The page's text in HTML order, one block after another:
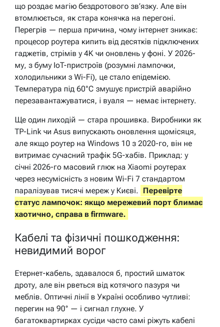
що роздає магію бездротового зв’язку. Але він
втомлюється, як стара конячка на перегоні.
Перегрів — перша причина, чому інтернет зникає:
процесор роутера кипить від десятків підключених
гаджетів, стрімів у 4K чи оновлень у фоні. У 2026-
му, з буму IoT-пристроїв (розумні лампочки,
холодильники з Wi-Fi), це стало епідемією.
Температура під 60°C змушує пристрій аварійно
перезавантажуватися, і вуаля — немає інтернету.
Ще один лиходій — стара прошивка. Виробники як
TP-Link чи Asus випускають оновлення щомісяця,
але якщо роутер на Windows 10 з 2020-го, він не
витримає сучасний трафік 5G-хабів. Приклад: у
січні 2026-го масовий глюк на Xiaomi роутерах
через несумісність з новим Wi-Fi 7 стандартом
паралізував тисячі мереж у Києві. Перевірте
статус лампочок: якщо мережевий порт блимає
хаотично, справа в firmware.
Кабелі та фізичні пошкодження:
невидимий ворог
Етернет-кабель, здавалося б, простий шматок
дроту, але він рветься від котячого пазуря чи
меблів. Оптичні лінії в Україні особливо чутливі:
перегин на 90° — і сигнал глухне. У
багатоквартирках сусіди часто самі ріжуть кабелі